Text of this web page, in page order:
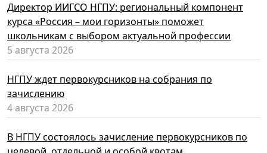
Директор ИИГСО НГПУ: региональный компонент
курса «Россия – мои горизонты» поможет
школьникам с выбором актуальной профессии
5 августа 2026
НГПУ ждет первокурсников на собрания по
зачислению
4 августа 2026
В НГПУ состоялось зачисление первокурсников по